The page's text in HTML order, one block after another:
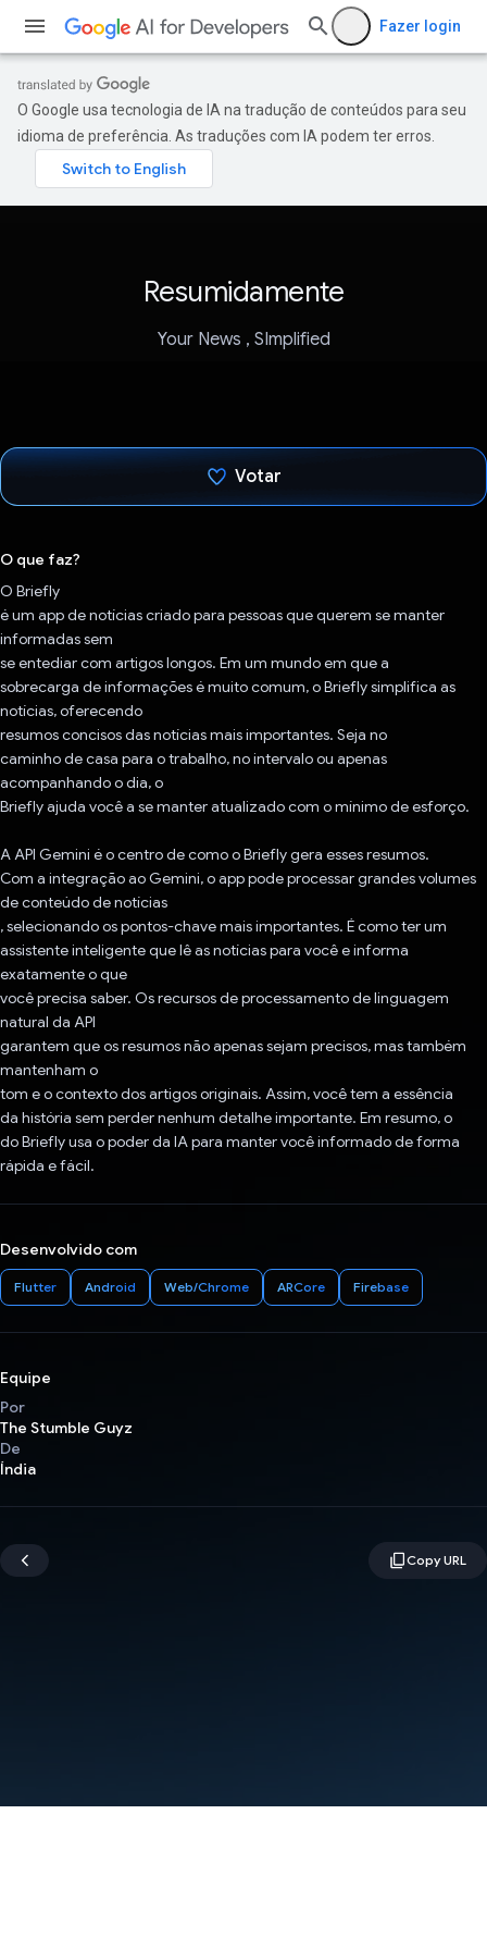
Fazer login
O Google usa tecnologia de IA na tradução de conteúdos para seu
idioma de preferência. As traduções com IA podem ter erros.
Resumidamente
Your News , SImplified
Votar
O que faz?
O Briefly
é um app de notícias criado para pessoas que querem se manter
informadas sem
se entediar com artigos longos. Em um mundo em que a
sobrecarga de informações é muito comum, o Briefly simplifica as
notícias, oferecendo
resumos concisos das notícias mais importantes. Seja no
caminho de casa para o trabalho, no intervalo ou apenas
acompanhando o dia, o
Briefly ajuda você a se manter atualizado com o mínimo de esforço.
A API Gemini é o centro de como o Briefly gera esses resumos.
Com a integração ao Gemini, o app pode processar grandes volumes
de conteúdo de notícias
, selecionando os pontos-chave mais importantes. É como ter um
assistente inteligente que lê as notícias para você e informa
exatamente o que
você precisa saber. Os recursos de processamento de linguagem
natural da API
garantem que os resumos não apenas sejam precisos, mas também
mantenham o
tom e o contexto dos artigos originais. Assim, você tem a essência
da história sem perder nenhum detalhe importante. Em resumo, o
do Briefly usa o poder da IA para manter você informado de forma
rápida e fácil.
Desenvolvido com
Flutter Android Web/Chrome ARCore Firebase
Equipe
Por
The Stumble Guyz
De
Índia